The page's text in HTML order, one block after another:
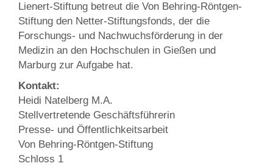
Lienert-Stiftung betreut die Von Behring-Röntgen-
Stiftung den Netter-Stiftungsfonds, der die
Forschungs- und Nachwuchsförderung in der
Medizin an den Hochschulen in Gießen und
Marburg zur Aufgabe hat.
Kontakt:
Heidi Natelberg M.A.
Stellvertretende Geschäftsführerin
Presse- und Öffentlichkeitsarbeit
Von Behring-Röntgen-Stiftung
Schloss 1